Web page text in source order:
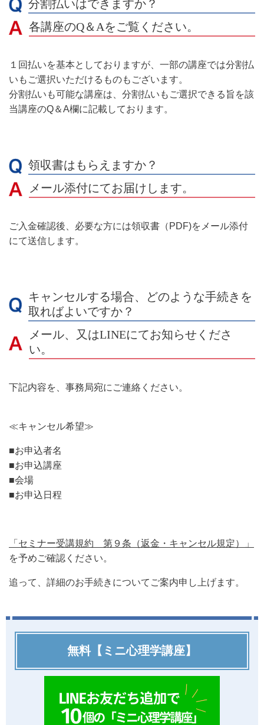
分割払いはできますか？
各講座のQ＆Aをご覧ください。
１回払いを基本としておりますが、一部の講座では分割払
いもご選択いただけるものもございます。
分割払いも可能な講座は、分割払いもご選択できる旨を該
当講座のQ＆A欄に記載しております。
領収書はもらえますか？
メール添付にてお届けします。
ご入金確認後、必要な方には領収書（PDF)をメール添付
にて送信します。
キャンセルする場合、どのような手続きを
取ればよいですか？
メール、又はLINEにてお知らせくださ
い。
下記内容を、事務局宛にご連絡ください。
≪キャンセル希望≫
■お申込者名
■お申込講座
■会場
■お申込日程
「セミナー受講規約 第９条（返金・キャンセル規定）」
を予めご確認ください。
追って、詳細のお手続きについてご案内申し上げます。
無料【ミニ心理学講座】